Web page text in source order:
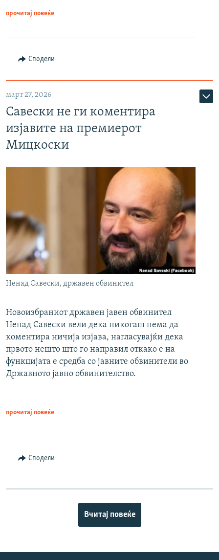
прочитај повеќе
Сподели
март 27, 2026
Савески не ги коментира
изјавите на премиерот
Мицкоски
Ненад Савески, државен обвинител
Новоизбраниот државен јавен обвинител
Ненад Савески вели дека никогаш нема да
коментира ничија изјава, нагласувајќи дека
првото нешто што го направил откако е на
функцијата е средба со јавните обвинители во
Државното јавно обвинителство.
прочитај повеќе
Сподели
Вчитај повеќе